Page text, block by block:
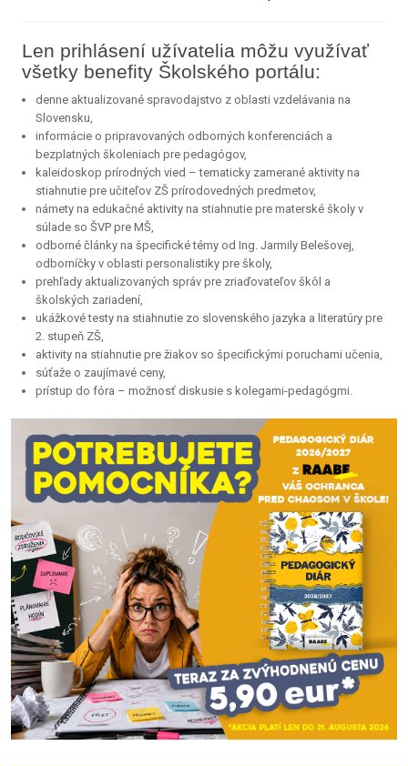
Len prihlásení užívatelia môžu využívať
všetky benefity Školského portálu:
denne aktualizované spravodajstvo z oblasti vzdelávania na
Slovensku,
informácie o pripravovaných odborných konferenciách a
bezplatných školeniach pre pedagógov,
kaleidoskop prírodných vied – tematicky zamerané aktivity na
stiahnutie pre učiteľov ZŠ prírodovedných predmetov,
námety na edukačné aktivity na stiahnutie pre materské školy v
súlade so ŠVP pre MŠ,
odborné články na špecifické témy od Ing. Jarmily Belešovej,
odborníčky v oblasti personalistiky pre školy,
prehľady aktualizovaných správ pre zriaďovateľov škôl a
školských zariadení,
ukážkové testy na stiahnutie zo slovenského jazyka a literatúry pre
2. stupeň ZŠ,
aktivity na stiahnutie pre žiakov so špecifickými poruchami učenia,
súťaže o zaujímavé ceny,
prístup do fóra – možnosť diskusie s kolegami-pedagógmi.